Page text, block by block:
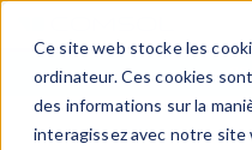
Ce site web stocke les
ordinateur. Ces cookies
des informations sur la
interagissez avec notre site